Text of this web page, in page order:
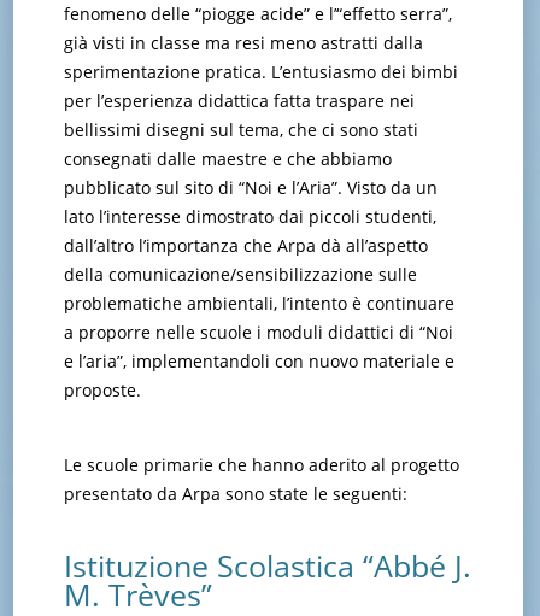
fenomeno delle “piogge acide” e l’“effetto serra”,
già visti in classe ma resi meno astratti dalla
sperimentazione pratica. L’entusiasmo dei bimbi
per l’esperienza didattica fatta traspare nei
bellissimi disegni sul tema, che ci sono stati
consegnati dalle maestre e che abbiamo
pubblicato sul sito di “Noi e l’Aria”. Visto da un
lato l’interesse dimostrato dai piccoli studenti,
dall’altro l’importanza che Arpa dà all’aspetto
della comunicazione/sensibilizzazione sulle
problematiche ambientali, l’intento è continuare
a proporre nelle scuole i moduli didattici di “Noi
e l’aria”, implementandoli con nuovo materiale e
proposte.
Le scuole primarie che hanno aderito al progetto
presentato da Arpa sono state le seguenti:
Istituzione Scolastica “Abbé J.
M. Trèves”